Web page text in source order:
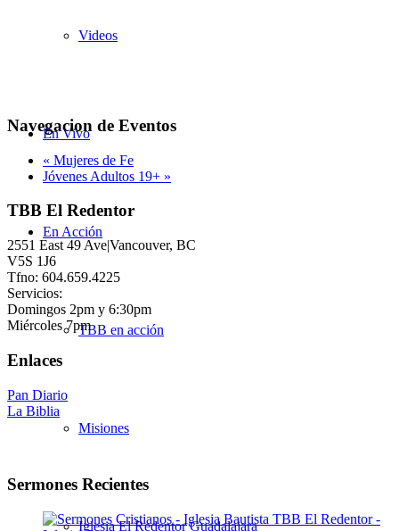
Videos
En Vivo
En Acción
TBB en acción
Misiones
Iglesia El Redentor Guadalajara
Navegacion de Eventos
« Mujeres de Fe
Jóvenes Adultos 19+ »
TBB El Redentor
2551 East 49 Ave|Vancouver, BC
V5S 1J6
Tfno: 604.659.4225
Servicios:
Domingos 2pm y 6:30pm
Miércoles 7pm
Enlaces
Pan Diario
La Biblia
Sermones Recientes